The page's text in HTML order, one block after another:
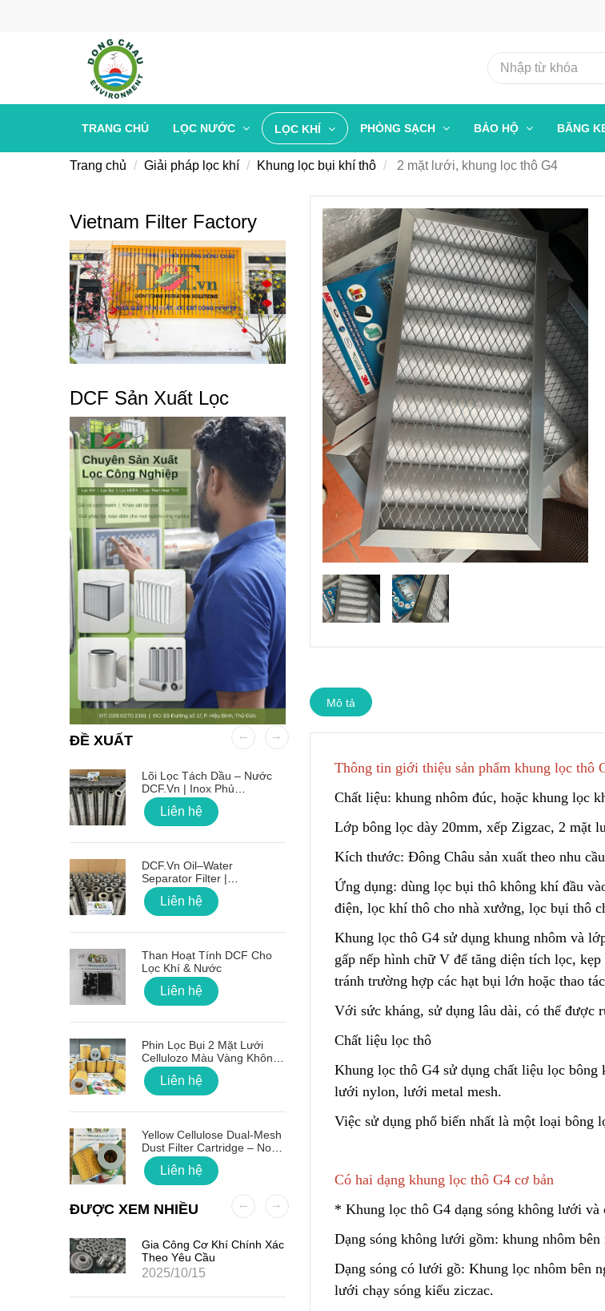
Mô tả
Thông tin giới thiệu sản phẩm khung lọc thô
Chất liệu: khung nhôm đúc, hoặc khung lọc
Lớp bông lọc dày 20mm, xếp Zigzac, 2 mặt
Kích thước: Đông Châu sản xuất theo nhu cầu
Ứng dụng: dùng lọc bụi thô không khí đầu
điện, lọc khí thô cho nhà xưởng, lọc bụi thô
Khung lọc thô G4 sử dụng khung nhôm và
gấp nếp hình chữ V để tăng diện tích lọc, kẹp
tránh trường hợp các hạt bụi lớn hoặc thao
Với sức kháng, sử dụng lâu dài, có thể được
Chất liệu lọc thô
Khung lọc thô G4 sử dụng chất liệu lọc
lưới nylon, lưới metal mesh.
Việc sử dụng phổ biến nhất là một loại
Có hai dạng khung lọc thô G4 cơ bản
* Khung lọc thô G4 dạng sóng không lưới và
Dạng sóng không lưới gồm: khung nhôm
Dạng sóng có lưới gồ: Khung lọc nhôm bên
lưới chạy sóng kiểu ziczac.
Vietnam Filter Factory
DCF Sản Xuất Lọc
ĐỀ XUẤT
Lõi Lọc Tách Dầu – Nước
DCF.vn | Inox Phủ
PTFE/Teflon
Liên hệ
DCF.vn Oil–Water
Separator Filter |
PTFE/Teflon‑Coated
Stainless Steel
Liên hệ
Than Hoạt Tính DCF Cho
Lọc Khí & Nước
Liên hệ
Phin Lọc Bụi 2 Mặt Lưới
Cellulozo Màu Vàng Không
Ron
Liên hệ
Yellow Cellulose Dual-Mesh
Dust Filter Cartridge – No
Gasket
Liên hệ
Túi Lọc Bụi Acrylic OD Lỗ
Hộp Lọc Giấy Carton Sóng
Liên hệ
Giấy Cellulose Vàng Lõi Lọc
Bụi Đáy Bằng
Liên hệ
Lõi Lọc Bụi Pe Kết Nối Ren
Trong
Liên hệ
Lõi Lọc Inox Trung Quốc
ĐƯỢC XEM NHIỀU
Gia Công Cơ Khí Chính Xác
Theo Yêu Cầu
2025/10/15
Công Nghệ Sản Xuất Hạt
2024/01/15
TRANG CHỦ LỌC NƯỚC LỌC KHÍ PHÒNG SẠCH BẢO HỘ BĂNG
Trang chủ Giải pháp lọc khí Khung lọc bụi khí thô 2 mặt lưới, khung lọc thô G4